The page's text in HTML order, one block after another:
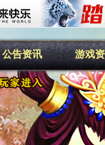
公告资讯 游戏